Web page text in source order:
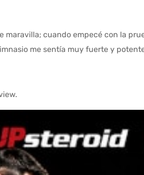
maravilla; cuando empecé con la
me sentía muy fuerte y